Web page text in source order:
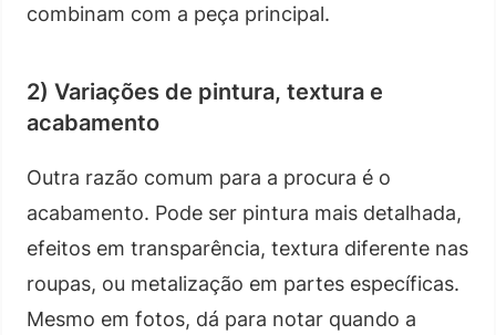
combinam com a peça principal.
2) Variações de pintura, textura e
acabamento
Outra razão comum para a procura é o
acabamento. Pode ser pintura mais detalhada,
efeitos em transparência, textura diferente nas
roupas, ou metalização em partes específicas.
Mesmo em fotos, dá para notar quando a